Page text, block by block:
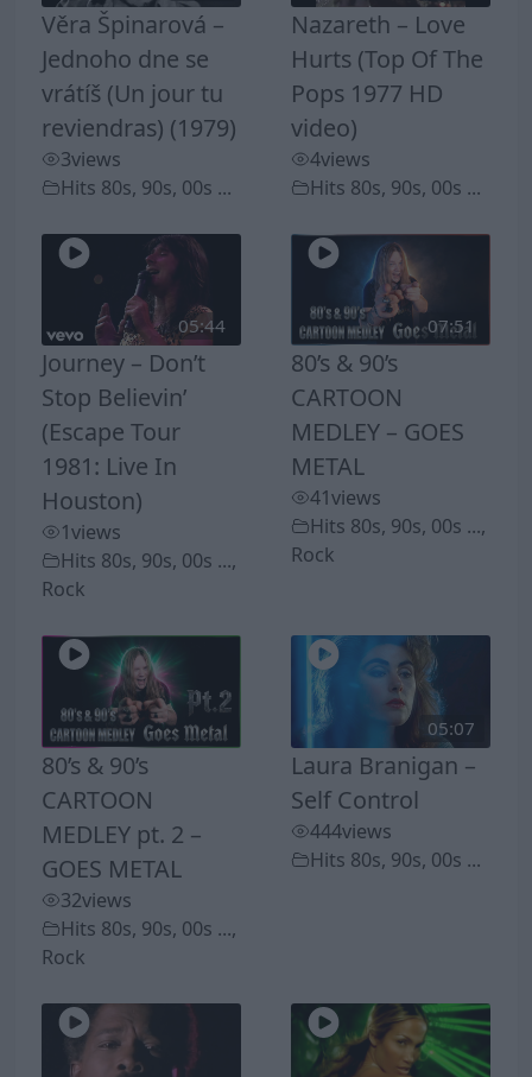
Věra Špinarová –
Jednoho dne se
vrátíš (Un jour tu
reviendras) (1979)
3views
Hits 80s, 90s, 00s ...
Nazareth – Love
Hurts (Top Of The
Pops 1977 HD
video)
4views
Hits 80s, 90s, 00s ...
05:44
Journey – Don’t
Stop Believin’
(Escape Tour
1981: Live In
Houston)
1views
Hits 80s, 90s, 00s ...,
Rock
07:51
80’s & 90’s
CARTOON
MEDLEY – GOES
METAL
41views
Hits 80s, 90s, 00s ...,
Rock
80’s & 90’s
CARTOON
MEDLEY pt. 2 –
GOES METAL
32views
Hits 80s, 90s, 00s ...,
Rock
05:07
Laura Branigan –
Self Control
444views
Hits 80s, 90s, 00s ...